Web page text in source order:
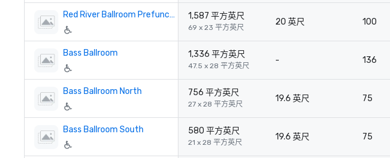
Red River Ballroom Prefunction 1,587 平方英尺
69 x 23 平方英尺
20 英尺 100
Bass Ballroom 1,336 平方英尺
47.5 x 28 平方英尺
- 136
Bass Ballroom North 756 平方英尺
27 x 28 平方英尺
19.6 英尺 75
Bass Ballroom South 580 平方英尺
21 x 28 平方英尺
19.6 英尺 75